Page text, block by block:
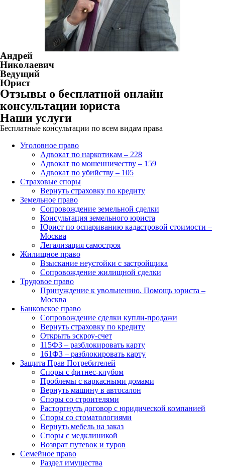
Андрей
Николаевич
Ведущий
Юрист
Отзывы о бесплатной онлайн
консультации юриста
Наши услуги
Бесплатные консультации по всем видам права
Уголовное право
Адвокат по наркотикам – 228
Адвокат по мошенничеству – 159
Адвокат по убийству – 105
Страховые споры
Вернуть страховку по кредиту
Земельное право
Сопровождение земельной сделки
Консультация земельного юриста
Юрист по оспариванию кадастровой стоимости –
Москва
Легализация самостроя
Жилищное право
Взыскание неустойки с застройщика
Сопровождение жилищной сделки
Трудовое право
Принуждение к увольнению. Помощь юриста –
Москва
Банковское право
Сопровождение сделки купли-продажи
Вернуть страховку по кредиту
Открыть эскроу-счет
115ФЗ – разблокировать карту
161ФЗ – разблокировать карту
Защита Прав Потребителей
Споры с фитнес-клубом
Проблемы с каркасными домами
Вернуть машину в автосалон
Споры со строителями
Расторгнуть договор с юридической компанией
Споры со стоматологиями
Вернуть мебель на заказ
Споры с медклиникой
Возврат путевок и туров
Семейное право
Раздел имущества